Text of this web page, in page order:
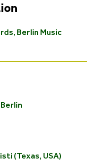
Berlin Music
(Texas, USA)